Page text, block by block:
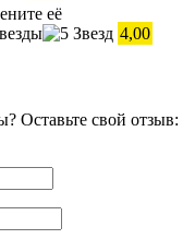
её
4,00
Оставьте свой отзыв: